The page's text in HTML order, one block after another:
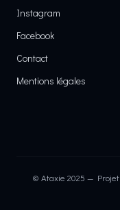
Instagram
Facebook
Contact
Mentions légales
© Ataxie 2025 —